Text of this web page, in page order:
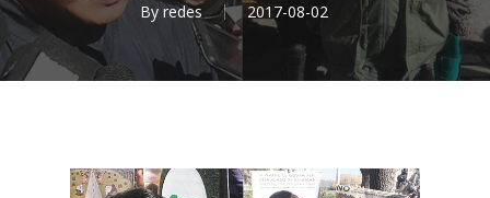
By redes 2017-08-02